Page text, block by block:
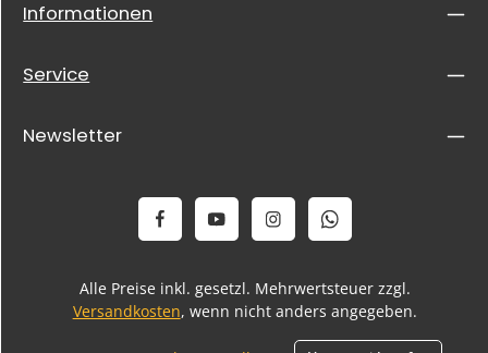
Informationen
Service
Newsletter
Alle Preise inkl. gesetzl. Mehrwertsteuer zzgl.
Versandkosten, wenn nicht anders angegeben.